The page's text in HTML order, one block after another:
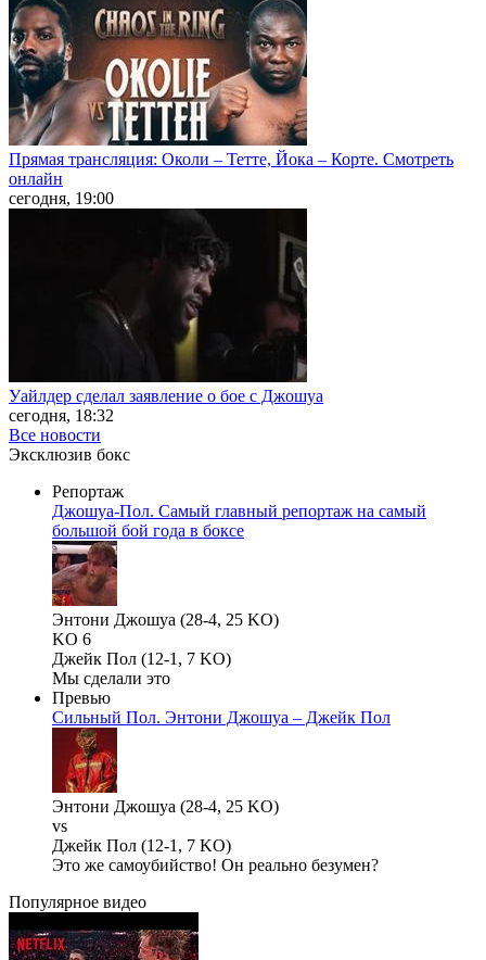
Прямая трансляция: Околи – Тетте, Йока – Корте. Смотреть
онлайн
сегодня, 19:00
Уайлдер сделал заявление о бое с Джошуа
сегодня, 18:32
Все новости
Эксклюзив бокс
Репортаж
Джошуа-Пол. Самый главный репортаж на самый
большой бой года в боксе
Энтони Джошуа (28-4, 25 KO)
KO 6
Джейк Пол (12-1, 7 KO)
Мы сделали это
Превью
Сильный Пол. Энтони Джошуа – Джейк Пол
Энтони Джошуа (28-4, 25 KO)
vs
Джейк Пол (12-1, 7 KO)
Это же самоубийство! Он реально безумен?
Популярное видео